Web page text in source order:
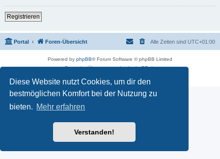
Diese Website nutzt Cookies, um dir den
bestmöglichen Komfort bei der Nutzung zu
bieten. Mehr erfahren
Verstanden!
Registrieren
Portal Foren-Übersicht Alle Zeiten sind UTC+01:00
Powered by phpBB® Forum Software © phpBB Limited
Deutsche Übersetzung durchphpBB.de